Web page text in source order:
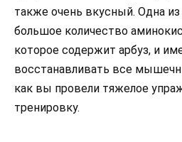
также очень вкусный. Одна из
большое количество
которое содержит арбуз, и
восстанавливать все
как вы провели тяжелое
тренировку.